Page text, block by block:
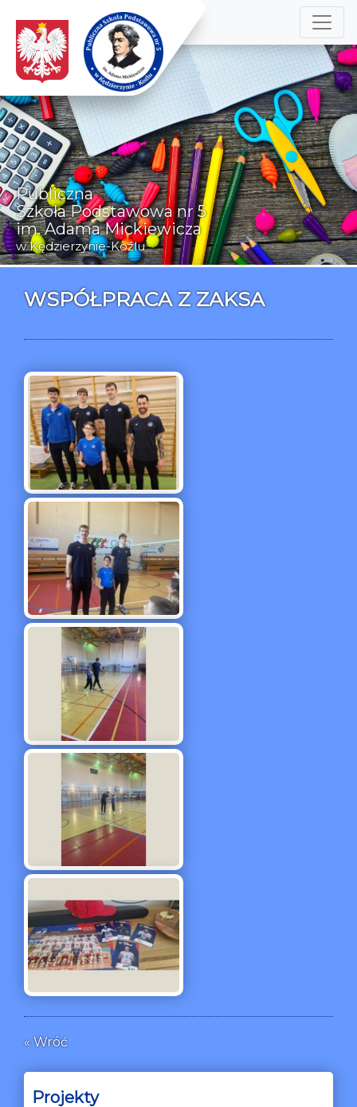
Publiczna
Szkoła Podstawowa nr 5
im. Adama Mickiewicza
w Kędzierzynie-Koźlu
WSPÓŁPRACA Z ZAKSA
« Wróć
Projekty